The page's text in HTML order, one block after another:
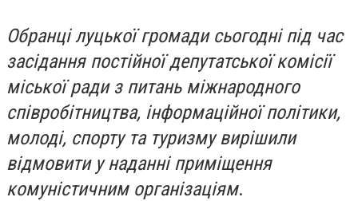
Обранці луцької громади сьогодні під час
засідання постійної депутатської комісії
міської ради з питань міжнародного
співробітництва, інформаційної політики,
молоді, спорту та туризму вирішили
відмовити у наданні приміщення
комуністичним організаціям.